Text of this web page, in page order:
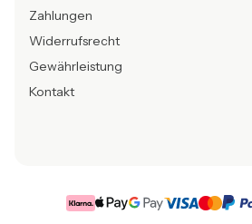
Zahlungen
Widerrufsrecht
Gewährleistung
Kontakt